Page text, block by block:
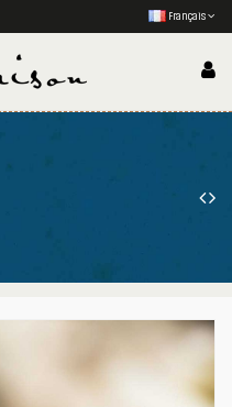
Français